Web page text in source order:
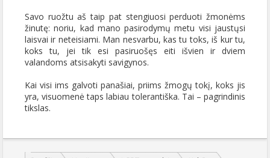
Savo ruožtu aš taip pat stengiuosi perduoti žmonėms
žinutę: noriu, kad mano pasirodymų metu visi jaustųsi
laisvai ir neteisiami. Man nesvarbu, kas tu toks, iš kur tu,
koks tu, jei tik esi pasiruošęs eiti išvien ir dviem
valandoms atsisakyti savigynos.
Kai visi ims galvoti panašiai, priims žmogų tokį, koks jis
yra, visuomenė taps labiau tolerantiška. Tai – pagrindinis
tikslas.